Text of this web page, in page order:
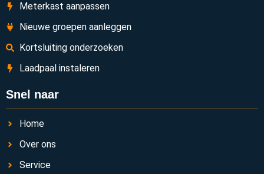
Meterkast aanpassen
Nieuwe groepen aanleggen
Kortsluiting onderzoeken
Laadpaal instaleren
Snel naar
Home
Over ons
Service